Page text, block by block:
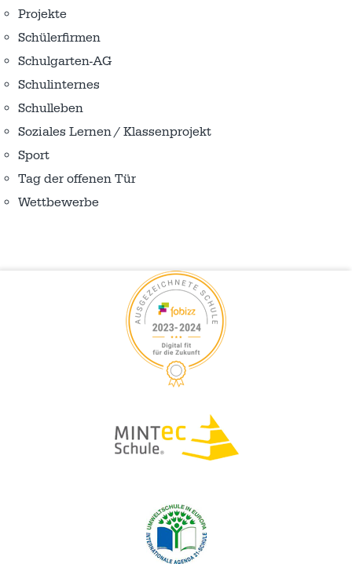
Projekte
Schülerfirmen
Schulgarten-AG
Schulinternes
Schulleben
Soziales Lernen / Klassenprojekt
Sport
Tag der offenen Tür
Wettbewerbe